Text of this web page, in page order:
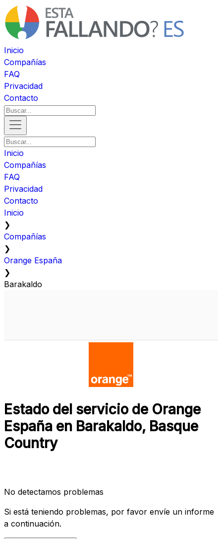
Inicio
Compañías
FAQ
Privacidad
Contacto
Inicio
Compañías
FAQ
Privacidad
Contacto
Inicio
❯
Compañías
❯
Orange España
❯
Barakaldo
Estado del servicio de Orange
España en Barakaldo, Basque
Country
No detectamos problemas
Si está teniendo problemas, por favor envíe un informe
a continuación.